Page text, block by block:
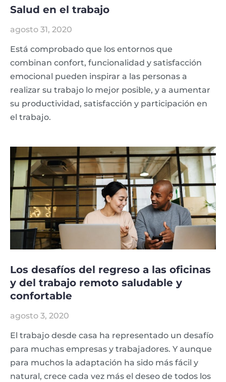
Salud en el trabajo
agosto 31, 2020
Está comprobado que los entornos que
combinan confort, funcionalidad y satisfacción
emocional pueden inspirar a las personas a
realizar su trabajo lo mejor posible, y a aumentar
su productividad, satisfacción y participación en
el trabajo.
Los desafíos del regreso a las oficinas
y del trabajo remoto saludable y
confortable
agosto 3, 2020
El trabajo desde casa ha representado un desafío
para muchas empresas y trabajadores. Y aunque
para muchos la adaptación ha sido más fácil y
natural, crece cada vez más el deseo de todos los